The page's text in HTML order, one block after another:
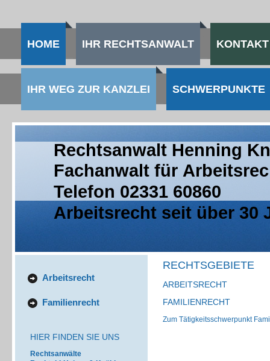
HOME IHR RECHTSANWALT
IHR WEG ZUR KANZLEI SCHWERPUNKTE
Rechtsanwalt Henning
Fachanwalt für
Telefon 02331 60860
Arbeitsrecht seit über 30
Arbeitsrecht
Familienrecht
HIER FINDEN SIE UNS
Rechtsanwälte
RECHTSGEBIETE
ARBEITSRECHT
FAMILIENRECHT
Zum Tätigkeitsschwerpunkt